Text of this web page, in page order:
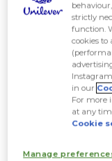
strictly
function.
cookies
in our
For more
at any
Cookie
Manage